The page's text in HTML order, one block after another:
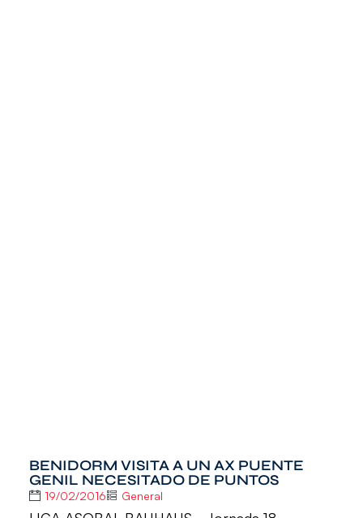
BENIDORM VISITA A UN AX PUENTE
GENIL NECESITADO DE PUNTOS
19/02/2016 General